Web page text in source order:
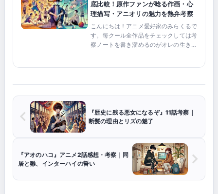
底比較！原作ファンが唸る作画・心
理描写・アニオリの魅力を熱弁考察
こんにちは！アニメ愛好家のみらくるで
す。毎クール全作品をチェックしては考
察ノートを書き溜めるのがオレの生きが
『歴史に残る悪女になるぞ』11話考察｜
断髪の理由とリズの魅了
『アオのハコ』アニメ2話感想・考察｜同
居と雛、インターハイの誓い